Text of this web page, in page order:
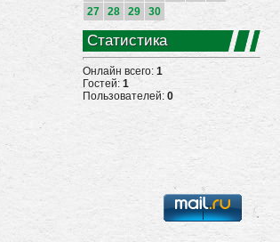
27
28 29 30
Статистика
Онлайн всего: 1
Гостей: 1
Пользователей: 0